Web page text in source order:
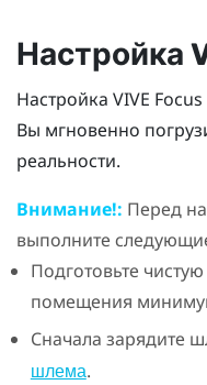
Настройка
Настройка VIVE Focus
Вы мгновенно
реальности.
Внимание!: Перед
выполните
Подготовьте
помещения
Сначала зарядите
шлема.